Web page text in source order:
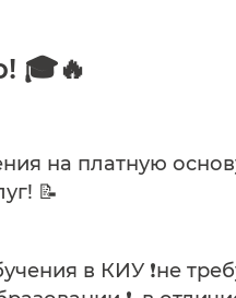
🎓🔥
на платную
📝
в КИУ ❗️не